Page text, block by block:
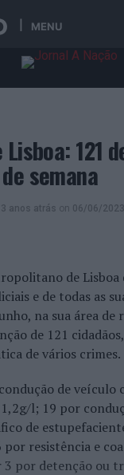
MENU
121
semana
3 anos atrás on 06/06/2023
de Lisboa
e de todas as
na sua área de
de 121
de vários crimes.
de veículo
l; 19 por
de
por resistência e
por detenção ou